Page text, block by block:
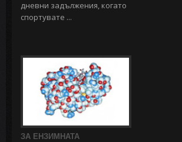
дневни задължения, когато
спортувате ...
ЗА ЕНЗИМНАТА